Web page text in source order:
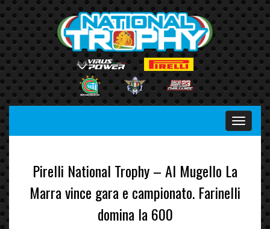
Menu
Pirelli National Trophy – Al Mugello La
Marra vince gara e campionato. Farinelli
domina la 600